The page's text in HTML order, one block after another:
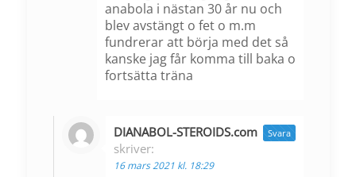
anabola i nästan 30 år nu och
blev avstängt o fet o m.m
fundrerar att börja med det så
kanske jag får komma till baka o
fortsätta träna
DIANABOL-STEROIDS.com
skriver:
16 mars 2021 kl. 18:29
Svara